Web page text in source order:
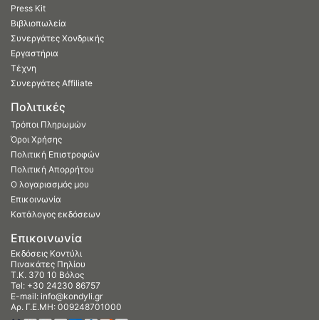
Press Kit
Βιβλιοπωλεία
Συνεργάτες Χονδρικής
Εργαστήρια
Τέχνη
Συνεργάτες Affiliate
Πολιτικές
Τρόποι Πληρωμών
Όροι Χρήσης
Πολιτική Επιστροφών
Πολιτική Απορρήτου
Ο λογαριασμός μου
Επικοινωνία
Κατάλογος εκδόσεων
Επικοινωνία
Εκδόσεις Κοντύλι
Πινακάτες Πηλίου
Τ.Κ. 370 10 Βόλος
Tel: +30 24230 86757
E-mail: info@kondyli.gr
Αρ. Γ.Ε.ΜΗ: 009248701000